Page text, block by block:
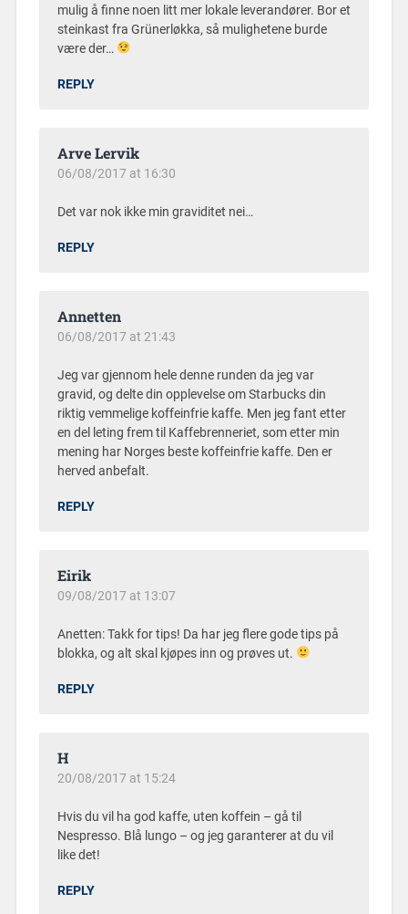
mulig å finne noen litt mer lokale leverandører. Bor et
steinkast fra Grünerløkka, så mulighetene burde
være der…
REPLY
Arve Lervik
06/08/2017 at 16:30
Det var nok ikke min graviditet nei…
REPLY
Annetten
06/08/2017 at 21:43
Jeg var gjennom hele denne runden da jeg var
gravid, og delte din opplevelse om Starbucks din
riktig vemmelige koffeinfrie kaffe. Men jeg fant etter
en del leting frem til Kaffebrenneriet, som etter min
mening har Norges beste koffeinfrie kaffe. Den er
herved anbefalt.
REPLY
Eirik
09/08/2017 at 13:07
Anetten: Takk for tips! Da har jeg flere gode tips på
blokka, og alt skal kjøpes inn og prøves ut.
REPLY
H
20/08/2017 at 15:24
Hvis du vil ha god kaffe, uten koffein – gå til
Nespresso. Blå lungo – og jeg garanterer at du vil
like det!
REPLY